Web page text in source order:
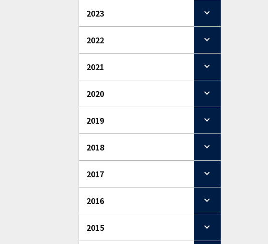
2023
2022
2021
2020
2019
2018
2017
2016
2015